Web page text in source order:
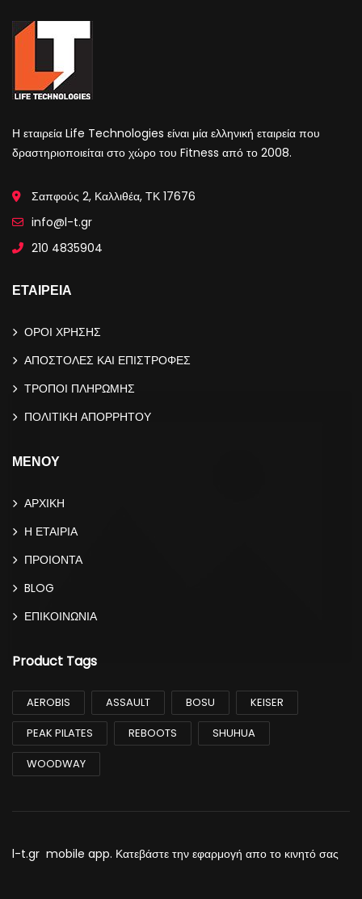
Η εταιρεία Life Technologies είναι μία ελληνική εταιρεία που
δραστηριοποιείται στο χώρο του Fitness από το 2008.
Σαπφούς 2, Καλλιθέα, ΤΚ 17676
info@l-t.gr
210 4835904
ΕΤΑΙΡΕΙΑ
ΟΡΟΙ ΧΡΗΣΗΣ
ΑΠΟΣΤΟΛΕΣ ΚΑΙ ΕΠΙΣΤΡΟΦΕΣ
ΤΡΟΠΟΙ ΠΛΗΡΩΜΗΣ
ΠΟΛΙΤΙΚΗ ΑΠΟΡΡΗΤΟΥ
ΜΕΝΟΥ
ΑΡΧΙΚΗ
Η ΕΤΑΙΡΙΑ
ΠΡΟΙΟΝΤΑ
BLOG
ΕΠΙΚΟΙΝΩΝΙΑ
Product Tags
AEROBIS ASSAULT BOSU
KEISER
PEAK PILATES
REBOOTS
SHUHUA
WOODWAY
l-t.gr mobile app. Κατεβάστε την εφαρμογή απο το κινητό σας